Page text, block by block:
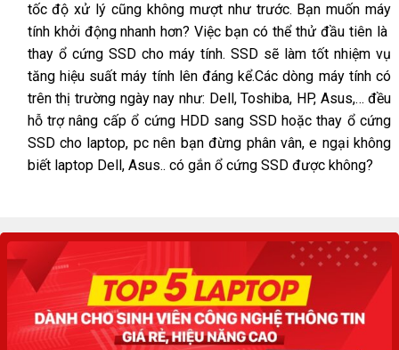
tốc độ xử lý cũng không mượt như trước. Bạn muốn máy
tính khởi động nhanh hơn? Việc bạn có thể thử đầu tiên là
thay ổ cứng SSD cho máy tính. SSD sẽ làm tốt nhiệm vụ
tăng hiệu suất máy tính lên đáng kể.Các dòng máy tính có
trên thị trường ngày nay như: Dell, Toshiba, HP, Asus,… đều
hỗ trợ nâng cấp ổ cứng HDD sang SSD hoặc thay ổ cứng
SSD cho laptop, pc nên bạn đừng phân vân, e ngại không
biết laptop Dell, Asus.. có gắn ổ cứng SSD được không?